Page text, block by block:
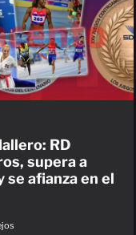
RD
supera a
se afianza en el